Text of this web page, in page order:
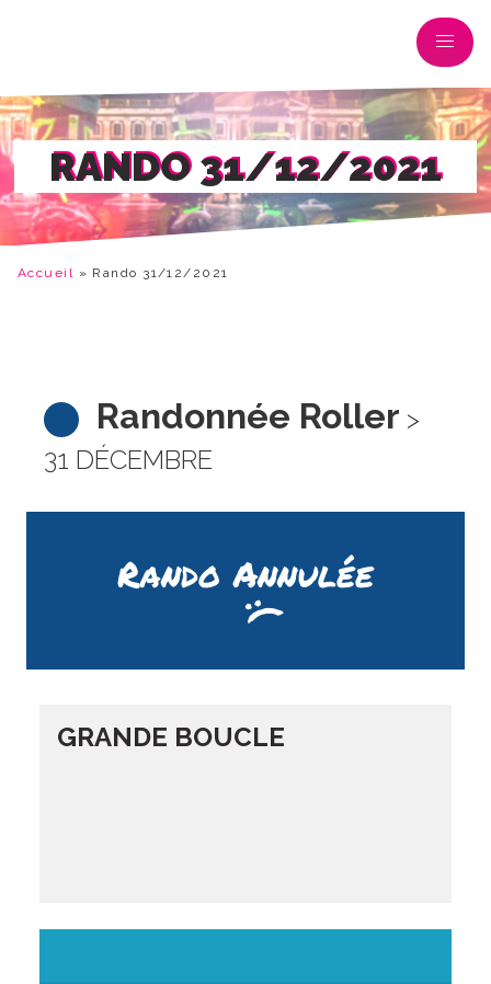
RANDO 31/12/2021
Accueil » Rando 31/12/2021
Randonnée Roller >
31 DÉCEMBRE
Rando Annulée
GRANDE BOUCLE